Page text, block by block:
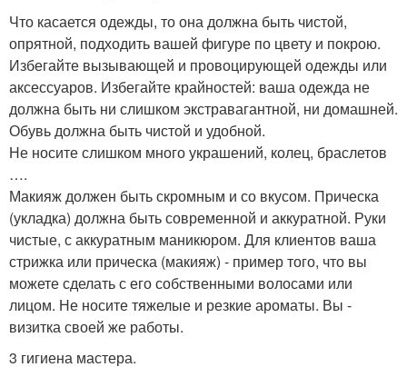
Что касается одежды, то она должна быть чистой,
опрятной, подходить вашей фигуре по цвету и покрою.
Избегайте вызывающей и провоцирующей одежды или
аксессуаров. Избегайте крайностей: ваша одежда не
должна быть ни слишком экстравагантной, ни домашней.
Обувь должна быть чистой и удобной.
Не носите слишком много украшений, колец, браслетов
….
Макияж должен быть скромным и со вкусом. Прическа
(укладка) должна быть современной и аккуратной. Руки
чистые, с аккуратным маникюром. Для клиентов ваша
стрижка или прическа (макияж) - пример того, что вы
можете сделать с его собственными волосами или
лицом. Не носите тяжелые и резкие ароматы. Вы -
визитка своей же работы.
3 гигиена мастера.